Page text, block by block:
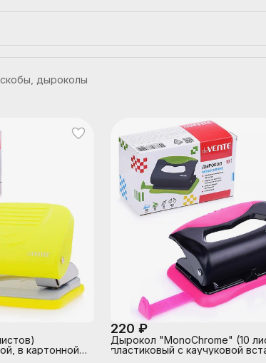
дыроколы
в картонной
220 ₽
Дырокол "MonoChrome" (10
пластиковый с каучуковой